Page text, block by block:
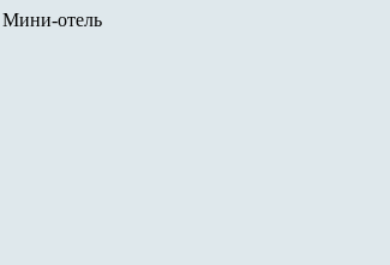
Мини-отель